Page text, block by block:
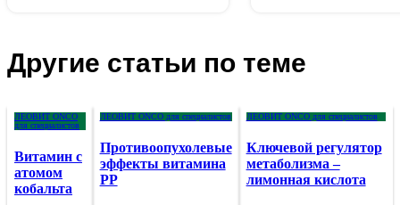
Другие статьи по теме
ЛЕОВИТ ONCO
для специалистов
Витамин с
атомом
кобальта
ЛЕОВИТ ONCO для специалистов
Противоопухолевые
эффекты витамина
РР
ЛЕОВИТ ONCO для специалистов
Ключевой регулятор
метаболизма –
лимонная кислота